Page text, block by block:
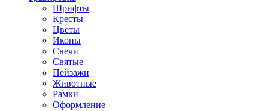
Шрифты
Кресты
Цветы
Иконы
Свечи
Святые
Пейзажи
Животные
Рамки
Оформление